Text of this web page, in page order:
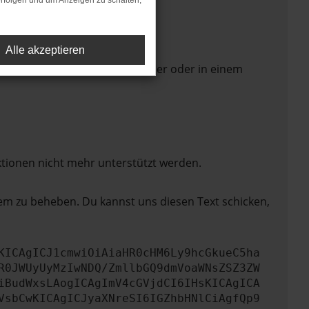
in einem anderen Browser oder in einem
nicht mehr unterstützt werden.
zu beheben. Du kannst uns diesen Text schicken,
ZmllbGQ9dmVoaWNsZSZ3ZW
Alle akzeptieren